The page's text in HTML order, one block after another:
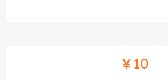
￥10